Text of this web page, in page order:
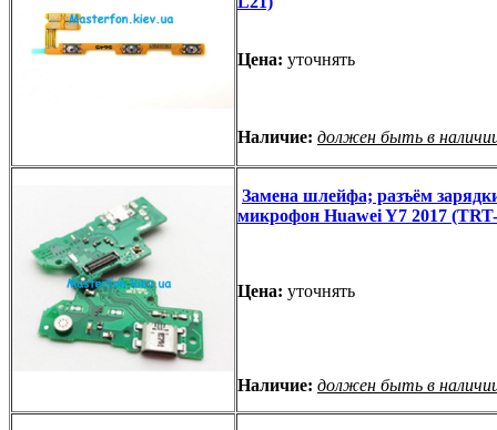
Цена: уточнять
Наличие: должен быть в
Замена шлейфа; разъём
микрофон Huawei Y7 2017
Цена: уточнять
Наличие: должен быть в